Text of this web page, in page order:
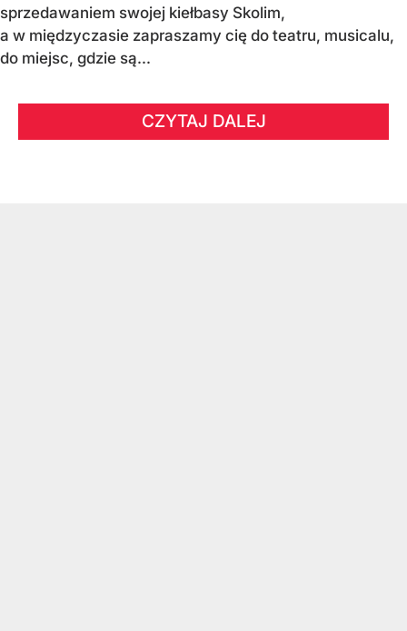
sprzedawaniem swojej kiełbasy Skolim,
a w międzyczasie zapraszamy cię do teatru, musicalu,
do miejsc, gdzie są...
CZYTAJ DALEJ